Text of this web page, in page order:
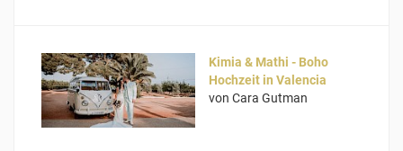
Kimia & Mathi - Boho
Hochzeit in Valencia
von Cara Gutman